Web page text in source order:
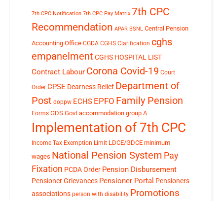
7th CPC Notification 7th CPC Pay Matrix 7th CPC
Recommendation APAR BSNL Central Pension
Accounting Office CGDA CGHS Clarification cghs
empanelment CGHS HOSPITAL LIST
Contract Labour Corona Covid-19 Court
Order CPSE Dearness Relief Department of
Post doppw ECHS EPFO Family Pension
Forms GDS Govt accommodation group A
Implementation of 7th CPC
Income Tax Exemption Limit LDCE/GDCE minimum
wages National Pension System Pay
Fixation PCDA Order Pension Disbursement
Pensioner Grievances Pensioner Portal Pensioners
associations person with disability Promotions